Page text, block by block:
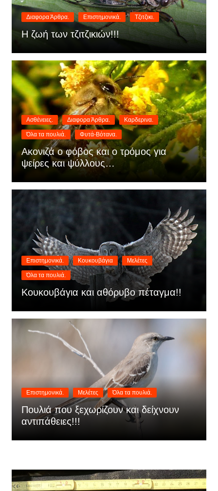
Διαφορα Άρθρα. Επιστημονικά. Τζιτζικι.
Η ζωή των τζιτζικιών!!!
Ασθένειες. Διαφορα Άρθρα. Καρδερινα.
Όλα τα πουλιά. Φυτά-Βότανα.
Ακονιζά ο φόβος και ο τρόμος για
ψείρες και ψύλλους…
Επιστημονικά. Κουκουβάγια Μελέτες
Όλα τα πουλιά.
Κουκουβάγια και αθόρυβο πέταγμα!!
Επιστημονικά. Μελέτες Όλα τα πουλιά.
Πουλιά που ξεχωρίζουν και δείχνουν
αντιπάθειες!!!